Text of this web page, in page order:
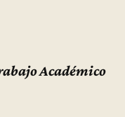
Académico